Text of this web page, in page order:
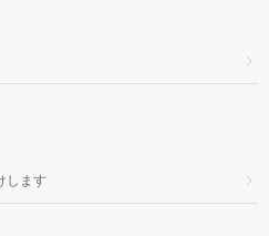
します